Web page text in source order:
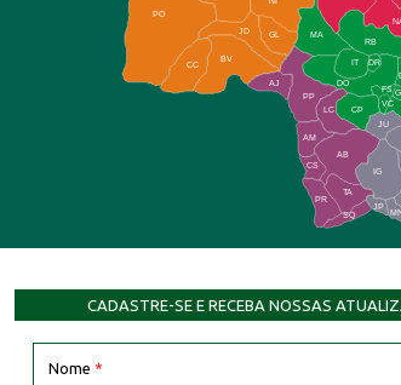
RB
MA
IT
DR
DO
CP
JU
JD
PO
BV
CC
PP
AJ
LC
AM
AB
JP
CS
PR
TA
SQ
IG
GL
FS
VC
CADASTRE-SE E RECEBA NOSSAS
Nome *